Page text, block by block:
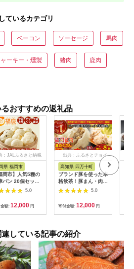
ているカテゴリ
ベーコン ソーセージ 馬肉
ーキー・燻製 猪肉 鹿肉
おすすめの返礼品
：JALふるさと納税
県 福岡市
岡市】人気5種の
パン 20個セット
岡県 福岡 九州 返
納税 お取り寄せ
メ 取り寄せ グル
品 お取り寄せ 中
ん 中華饅頭 肉ま
わせ セット 食べ
セット 食べ比べ
ご当地 食べ物
5.0
額: 12,000 円
出典：ふるさとチョイ
高知県 四万十町
ブランド豚を使った本
格飲茶！豚まん・肉し
ゅうまいセット(大)
Qak-28 肉まん 中華
まん 冷凍 人気 おすす
め 惣菜 国産
5.0
寄付金額: 12,000 円
している記事の紹介